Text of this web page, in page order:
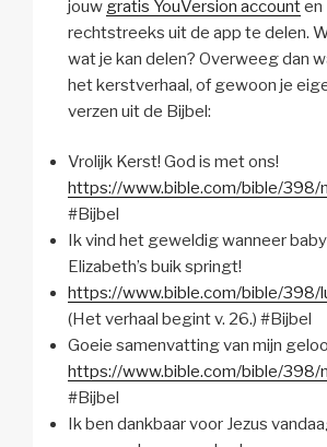
jouw gratis YouVersion accounten
rechtstreeks uit de app te delen.
wat je kan delen? Overweeg dan
het kerstverhaal, of gewoon je
verzen uit de Bijbel:
Vrolijk Kerst! God is met ons!
https://www.bible.com/bible/398/
#Bijbel
Ik vind het geweldig wanneer
Elizabeth’s buik springt!
https://www.bible.com/bible/398/
(Het verhaal begint v. 26.) #Bijbel
Goeie samenvatting van mijn
https://www.bible.com/bible/398/
#Bijbel
Ik ben dankbaar voor Jezus